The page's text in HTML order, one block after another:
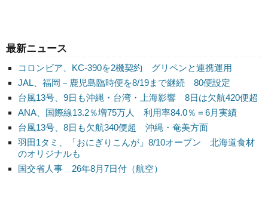
最新ニュース
コロンビア、KC-390を2機契約 グリペンと連携運用
JAL、福岡－鹿児島臨時便を8/19まで継続 80便設定
台風13号、9日も沖縄・台湾・上海影響 8日は欠航420便超
ANA、国際線13.2％増75万人 利用率84.0％＝6月実績
台風13号、8日も欠航340便超 沖縄・奄美方面
羽田1タミ、「おにぎりこんが」8/10オープン 北海道食材
のオリジナルも
国交省人事 26年8月7日付（航空）